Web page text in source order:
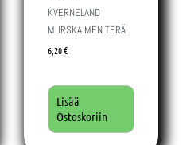
KVERNELAND
MURSKAIMEN TERÄ
6,20€
Lisää
Ostoskoriin